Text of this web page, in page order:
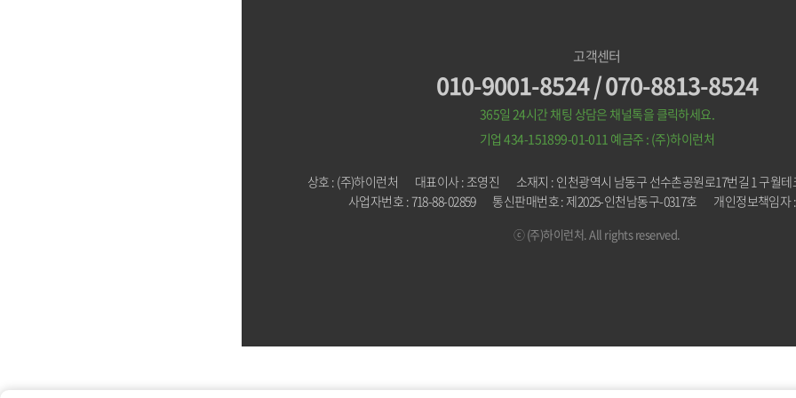
고객센터
010-9001-8524 / 070-8813-8524
365일 24시간 채팅 상담은 채널톡을 클릭하세요.
기업 434-151899-01-011 예금주 : (주)하이런처
상호 : (주)하이런처 대표이사 : 조영진
소재지 : 인천광역시 남동구 선수촌공원로17번길 1 구월
사업자번호 : 718-88-02859
통신판매번호 : 제2025-인천남동구-0317호 개인정보책임자
ⓒ (주)하이런처. All rights reserved.